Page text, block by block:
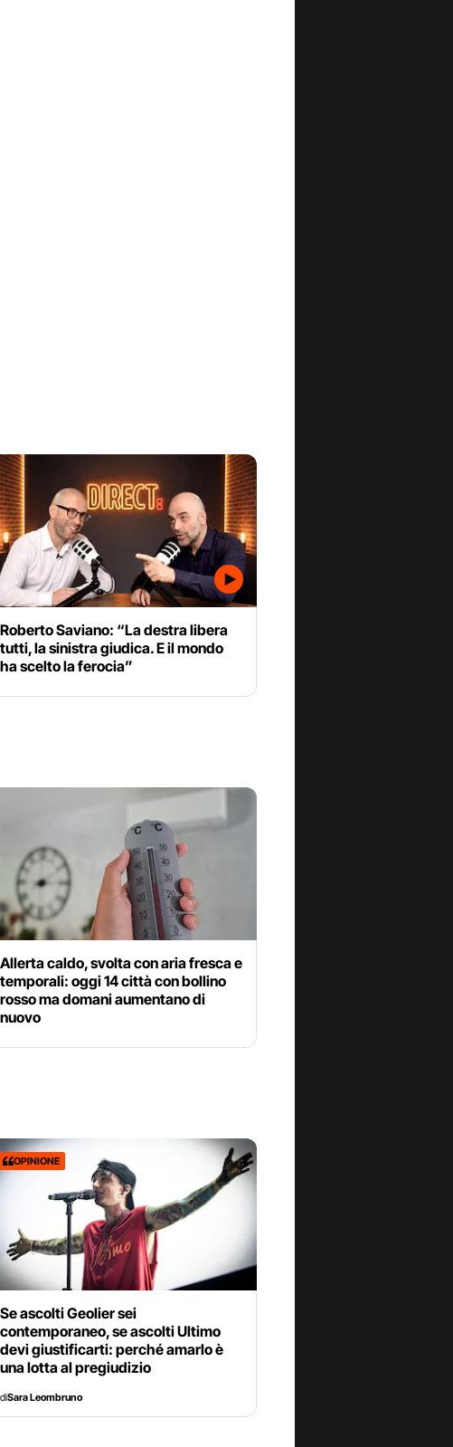
Roberto Saviano: “La destra libera
tutti, la sinistra giudica. E il mondo
ha scelto la ferocia”
Allerta caldo, svolta con aria fresca e
temporali: oggi 14 città con bollino
rosso ma domani aumentano di
nuovo
OPINIONE
Se ascolti Geolier sei
contemporaneo, se ascolti Ultimo
devi giustificarti: perché amarlo è
una lotta al pregiudizio
diSara Leombruno